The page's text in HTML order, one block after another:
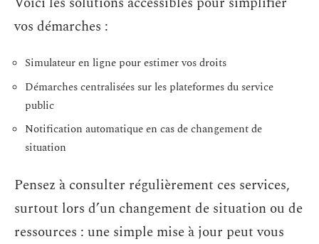
vos démarches :
Simulateur en ligne pour estimer vos droits
Démarches centralisées sur les plateformes du service
public
Notification automatique en cas de changement de
situation
Pensez à consulter régulièrement ces services,
surtout lors d’un changement de situation ou de
ressources : une simple mise à jour peut vous